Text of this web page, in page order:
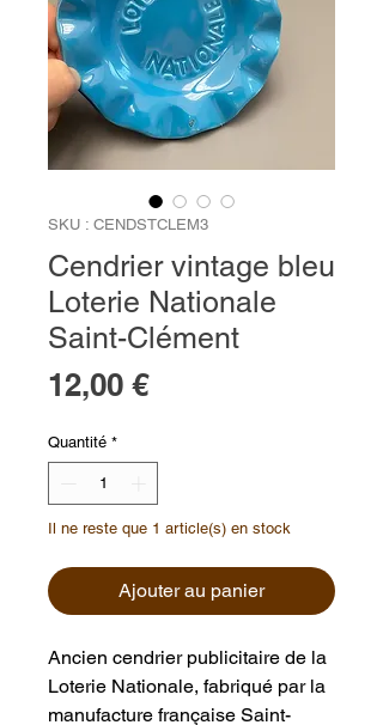
SKU : CENDSTCLEM3
Cendrier vintage bleu
Loterie Nationale
Saint-Clément
12,00 €Prix
Quantité *
Il ne reste que 1 article(s) en stock
Ajouter au panier
Ancien cendrier publicitaire de la
Loterie Nationale, fabriqué par la
manufacture française Saint-